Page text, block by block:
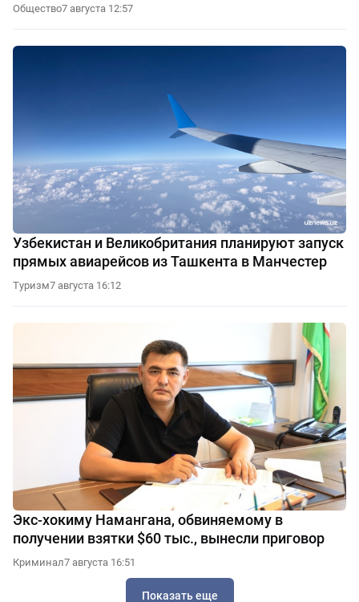
Общество7 августа 12:57
Узбекистан и Великобритания планируют запуск
прямых авиарейсов из Ташкента в Манчестер
Туризм7 августа 16:12
Экс-хокиму Намангана, обвиняемому в
получении взятки $60 тыс., вынесли приговор
Криминал7 августа 16:51
Показать еще